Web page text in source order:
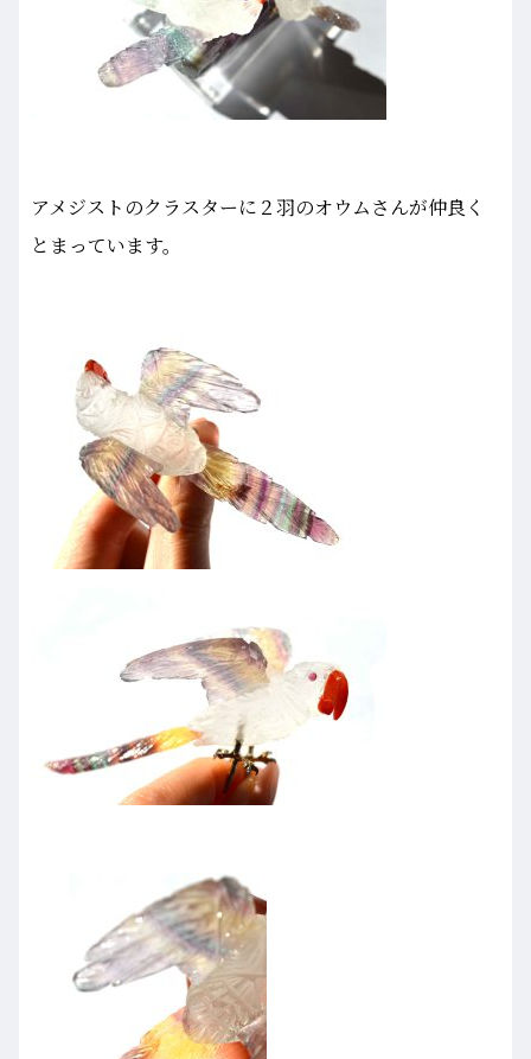
アメジストのクラスターに２羽のオウムさんが仲良く
とまっています。